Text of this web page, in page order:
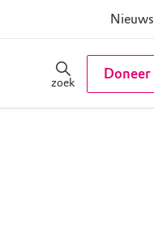
Nieuws
zoek
Doneer